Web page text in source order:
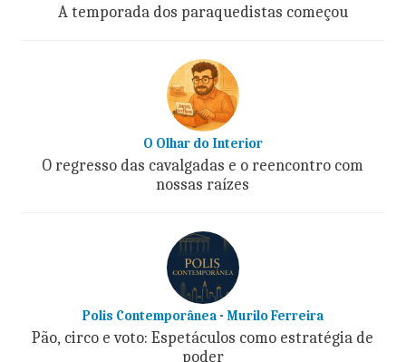
A temporada dos paraquedistas começou
O Olhar do Interior
O regresso das cavalgadas e o reencontro com
nossas raízes
Polis Contemporânea - Murilo Ferreira
Pão, circo e voto: Espetáculos como estratégia de
poder